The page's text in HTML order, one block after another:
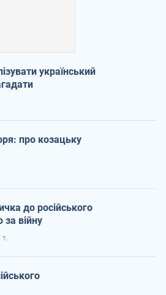
український
про козацьку
до російського
війну